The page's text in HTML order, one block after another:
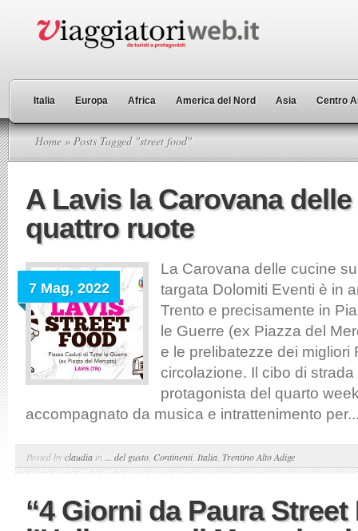
Italia Europa Africa America del Nord Asia Centro
Home » Posts Tagged "street food"
A Lavis la Carovana
quattro ruote
7 Mag, 2022
La Carovana delle cucine
targata Dolomiti Eventi è in
Trento e precisamente in
le Guerre (ex Piazza del
e le prelibatezze dei migliori
circolazione. Il cibo di
protagonista del quarto
accompagnato da musica e intrattenimento
Posted byclaudia in ... del gusto Continenti, Italia Trentino Alto Adige
“4 Giorni da Paura Street